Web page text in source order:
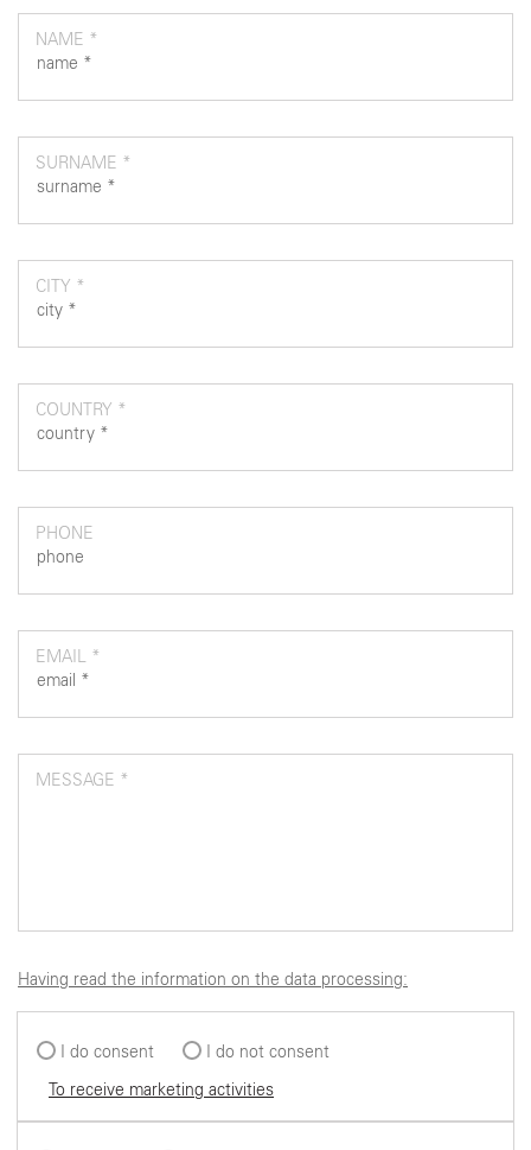
NAME *
SURNAME *
CITY *
COUNTRY *
PHONE
EMAIL *
MESSAGE *
Having read the information on the data processing:
I do consent
I do not consent
To receive marketing activities